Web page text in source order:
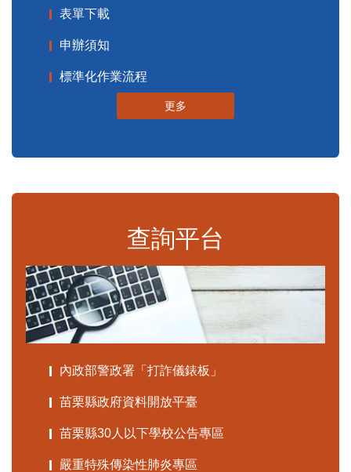
表單下載
申辦須知
標準化作業流程
更多
查詢平台
內政部警政署「打詐儀錶板」
苗栗縣政府資料開放平臺
苗栗縣30人以下學校公告專區
嚴重特殊傳染性肺炎專區